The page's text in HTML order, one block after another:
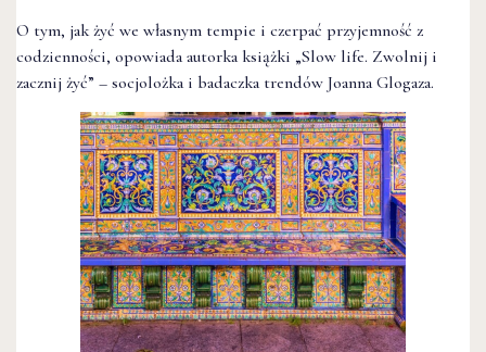
O tym, jak żyć we własnym tempie i czerpać przyjemność z
codzienności, opowiada autorka książki „Slow life. Zwolnij i
zacznij żyć” – socjolożka i badaczka trendów Joanna Glogaza.